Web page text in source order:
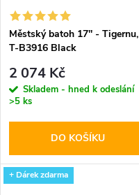
Městský batoh 17'' - Tigernu,
T-B3916 Black
2 074 Kč
Skladem - hned k odeslání
>5 ks
DO KOŠÍKU
+ Dárek zdarma